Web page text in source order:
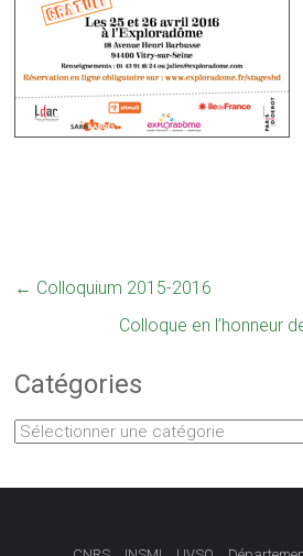
← Colloquium 2015-2016
Colloque en l’honneur
Catégories
Catégories